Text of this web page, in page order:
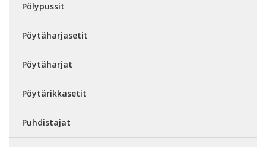
Pölypussit
Pöytäharjasetit
Pöytäharjat
Pöytärikkasetit
Puhdistajat